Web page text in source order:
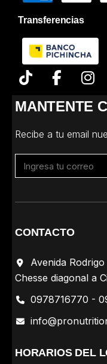
Transferencias
MANTENTE
Recibe a tu email
CONTACTO
Avenida
Chesse diagonal a
0978716770 -
HORARIOS DEL